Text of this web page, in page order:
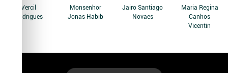
Vercil
Rodrigues
Monsenhor
Jonas Habib
Jairo Santiago
Novaes
Maria Regina
Canhos
Vicentin